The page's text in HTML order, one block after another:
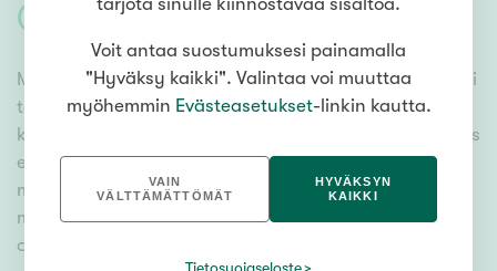
Asuntotyyppi
Kerros-/luhtitalo
Rivitalo/paritalo
Omakoti-/erillistalo
Maa- tai metsätila
(
Meiltä löydät myytävät asunnot Hamina Tallinmäki, oli
tarpeesi mikä vain! Tuhansien kohteiden ja satojen
kiinteistönvälittäjien verkostomme auttaa sinua kenties
elämäsi tärkeimmässä päätöksessä. Katso alta kaikki
myytävät asunnot Hamina Tallinmäki. Hyödynnä
myös kätevää hakutyökaluamme, jonka avulla löydät
omien toiveidesi mukaisen kodin.
Voit antaa suostumuksesi painamalla
"Hyväksy kaikki". Valintaa voi muuttaa
myöhemmin Evästeasetukset-linkin kautta.
VAIN
VÄLTTÄMÄTTÖMÄT
HYVÄKSYN
KAIKKI